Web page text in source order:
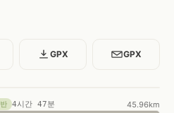
GPX GPX
4시간 47분 45.96km